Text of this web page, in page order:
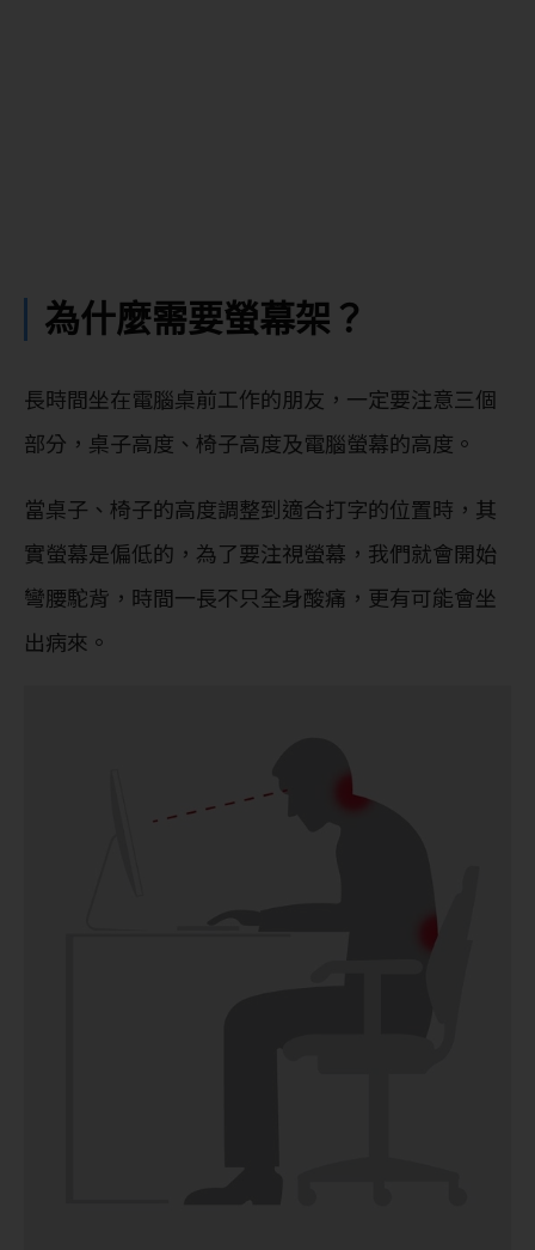
為什麼需要螢幕架？
長時間坐在電腦桌前工作的朋友，一定要注意三個
部分，桌子高度、椅子高度及電腦螢幕的高度。
當桌子、椅子的高度調整到適合打字的位置時，其
實螢幕是偏低的，為了要注視螢幕，我們就會開始
彎腰駝背，時間一長不只全身酸痛，更有可能會坐
出病來。